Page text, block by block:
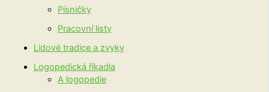
Písničky
Pracovní listy
Lidové tradice a zvyky
Logopedická říkadla
A logopedie